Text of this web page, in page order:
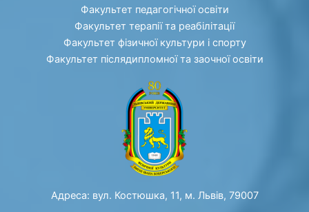
Факультет педагогічної освіти
Факультет терапії та реабілітації
Факультет фізичної культури і спорту
Факультет післядипломної та заочної освіти
Адреса: вул. Костюшка, 11, м. Львів, 79007